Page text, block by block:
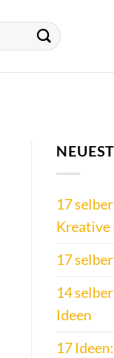
17
Kreative
17
14
Ideen
17